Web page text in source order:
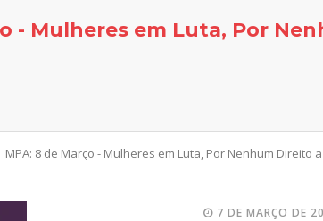
- Mulheres em Luta, Por
MPA: 8 de Março - Mulheres em Luta, Por Nenhum Direito
7 DE MARÇO DE